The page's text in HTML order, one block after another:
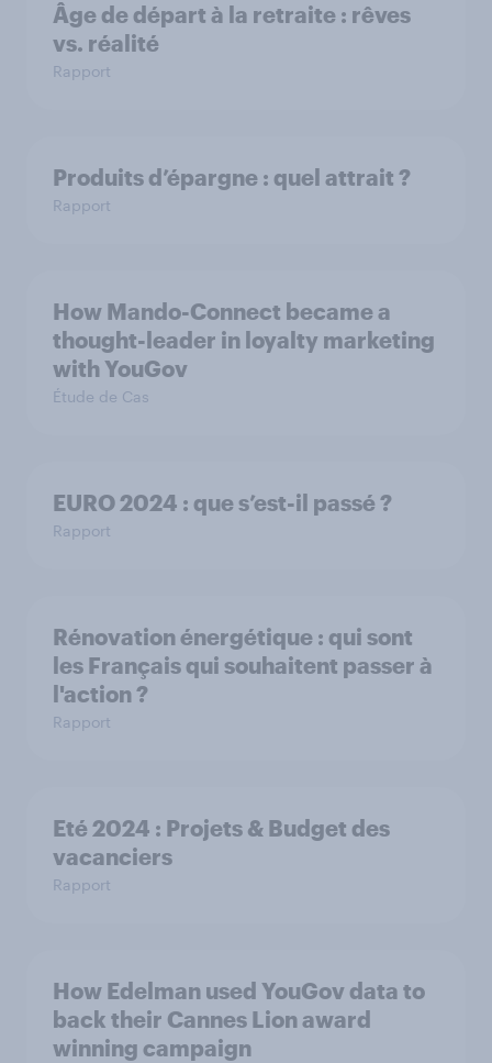
Âge de départ à la retraite : rêves
vs. réalité
Rapport
Produits d’épargne : quel attrait ?
Rapport
How Mando-Connect became a
thought-leader in loyalty marketing
with YouGov
Étude de Cas
EURO 2024 : que s’est-il passé ?
Rapport
Rénovation énergétique : qui sont
les Français qui souhaitent passer à
l'action ?
Rapport
Eté 2024 : Projets & Budget des
vacanciers
Rapport
How Edelman used YouGov data to
back their Cannes Lion award
winning campaign